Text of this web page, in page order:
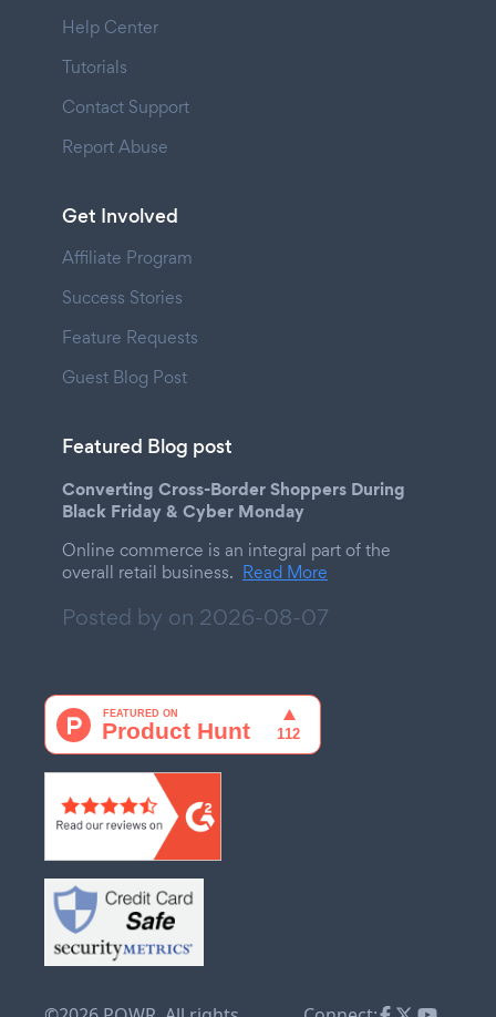
Help Center
Tutorials
Contact Support
Report Abuse
Get Involved
Affiliate Program
Success Stories
Feature Requests
Guest Blog Post
Featured Blog post
Converting Cross-Border Shoppers During
Black Friday & Cyber Monday
Online commerce is an integral part of the
overall retail business. Read More
Posted by on 2026-08-07